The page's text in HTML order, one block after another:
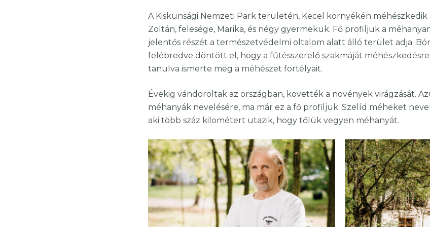
A Kiskunsági Nemzeti Park területén, Kecel környékén méhészkedik
Zoltán, felesége, Marika, és négy gyermekük. Fő profiljuk a
jelentős részét a természetvédelmi oltalom alatt álló terület adja.
felébredve döntött el, hogy a fűtésszerelő szakmáját méhészkedésre
tanulva ismerte meg a méhészet fortélyait.
Évekig vándoroltak az országban, követték a növények virágzását.
méhanyák nevelésére, ma már ez a fő profiljuk. Szelíd méheket
aki több száz kilométert utazik, hogy tőlük vegyen méhanyát.